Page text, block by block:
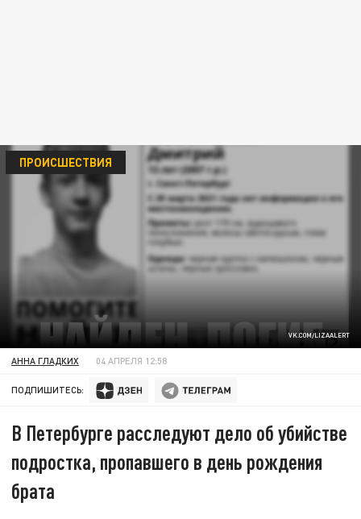
VK.COM/LIZAALERT
ПРОИСШЕСТВИЯ
АННА ГЛАДКИХ 04 АПРЕЛЯ 12:58
ПОДПИШИТЕСЬ:
В Петербурге расследуют дело об убийстве
подростка, пропавшего в день рождения
брата